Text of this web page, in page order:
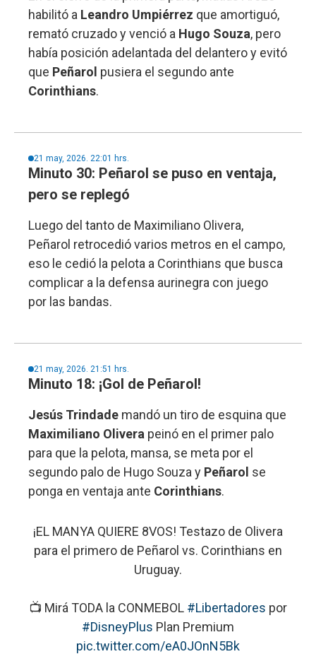
habilitó a Leandro Umpiérrez que amortiguó,
remató cruzado y venció a Hugo Souza, pero
había posición adelantada del delantero y evitó
que Peñarol pusiera el segundo ante
Corinthians.
21 may, 2026. 22:01 hrs.
Minuto 30: Peñarol se puso en ventaja,
pero se replegó
Luego del tanto de Maximiliano Olivera,
Peñarol retrocedió varios metros en el campo,
eso le cedió la pelota a Corinthians que busca
complicar a la defensa aurinegra con juego
por las bandas.
21 may, 2026. 21:51 hrs.
Minuto 18: ¡Gol de Peñarol!
Jesús Trindade mandó un tiro de esquina que
Maximiliano Olivera peinó en el primer palo
para que la pelota, mansa, se meta por el
segundo palo de Hugo Souza y Peñarol se
ponga en ventaja ante Corinthians.
¡EL MANYA QUIERE 8VOS! Testazo de Olivera
para el primero de Peñarol vs. Corinthians en
Uruguay.
📺 Mirá TODA la CONMEBOL #Libertadores por
#DisneyPlus Plan Premium
pic.twitter.com/eA0JOnN5Bk